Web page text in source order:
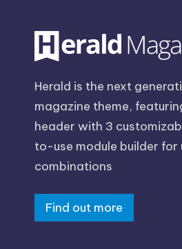
Herald is the next
magazine theme,
header with 3
to-use module builder for
combinations
Find out more